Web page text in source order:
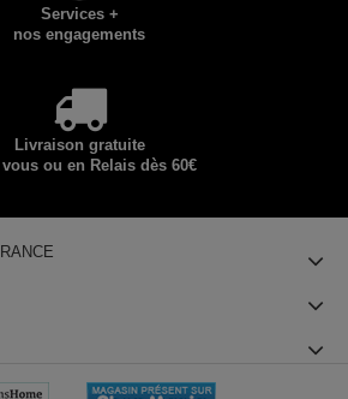
Services +
nos engagements
Livraison gratuite
ou en Relais dès 60€